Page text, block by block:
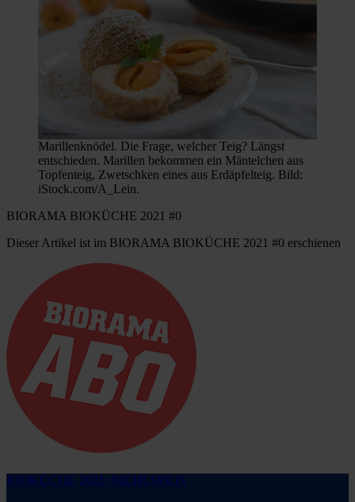
Marillenknödel. Die Frage, welcher Teig? Längst
entschieden. Marillen bekommen ein Mäntelchen aus
Topfenteig, Zwetschken eines aus Erdäpfelteig. Bild:
iStock.com/A_Lein.
BIORAMA BIOKÜCHE 2021 #0
Dieser Artikel ist im BIORAMA BIOKÜCHE 2021 #0 erschienen
BIOKÜCHE 2021: MEHLSPEIS